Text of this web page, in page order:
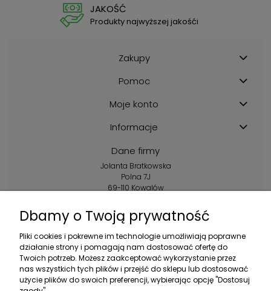
JAKOŚĆ
Produkty najwyższej jakośći
Zakupy
Pomoc
Moje konto
Informacje
Dane firmy
Jolanta Bratkowska
Polna 7J
69-110 Kowalów
+48 602 356 983
pon.-pt.: 10:00-16:00
sklep@ebratek.pl
Dbamy o Twoją prywatność
Pliki cookies i pokrewne im technologie umożliwiają poprawne
działanie strony i pomagają nam dostosować ofertę do
Twoich potrzeb. Możesz zaakceptować wykorzystanie przez
nas wszystkich tych plików i przejść do sklepu lub dostosować
użycie plików do swoich preferencji, wybierając opcję "Dostosuj